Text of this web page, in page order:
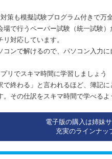
対策も模擬試験プログラム付きで万
場で行うペーパー試験（統一試験
対応しています。
コンで解けるので、パソコン入力
リでスキマ時間に学習しましょう
で終わる」と言われるほど、簿記
。その仕訳をスキマ時間で学べるよ
電子版の購入は姉妹
充実のラインナッ